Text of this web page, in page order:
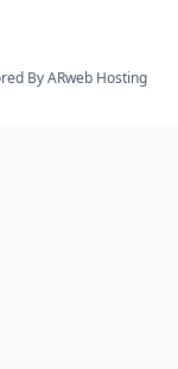
ByARweb Hosting